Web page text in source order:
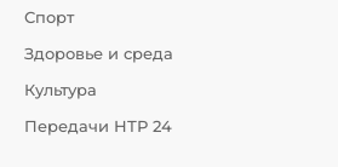
Спорт
Здоровье и среда
Культура
Передачи НТР 24